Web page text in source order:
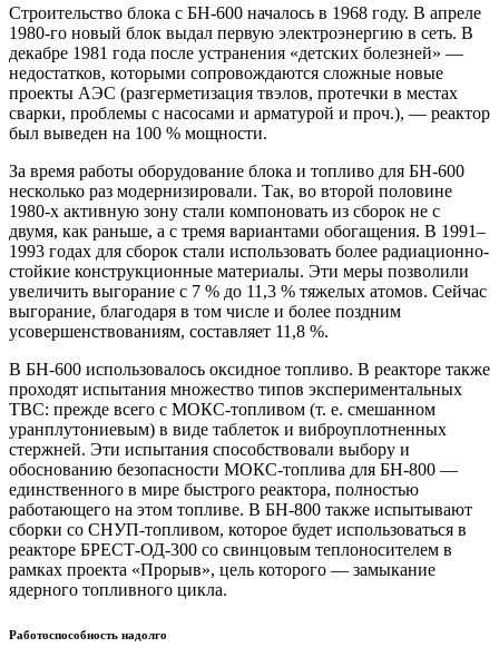
Строительство блока с БН-600 началось в 1968 году. В апреле
1980-го новый блок выдал первую электроэнергию в сеть. В
декабре 1981 года после устранения «детских болезней» —
недостатков, которыми сопровождаются сложные новые
проекты АЭС (разгерметизация твэлов, протечки в местах
сварки, проблемы с насосами и арматурой и проч.), — реактор
был выведен на 100 % мощности.
За время работы оборудование блока и топливо для БН-600
несколько раз модернизировали. Так, во второй половине
1980-х активную зону стали компоновать из сборок не с
двумя, как раньше, а с тремя вариантами обогащения. В 1991–
1993 годах для сборок стали использовать более радиационно-
стойкие конструкционные материалы. Эти меры позволили
увеличить выгорание с 7 % до 11,3 % тяжелых атомов. Сейчас
выгорание, благодаря в том числе и более поздним
усовершенствованиям, составляет 11,8 %.
В БН-600 использовалось оксидное топливо. В реакторе также
проходят испытания множество типов экспериментальных
ТВС: прежде всего с МОКС-топливом (т. е. смешанном
уранплутониевым) в виде таблеток и виброуплотненных
стержней. Эти испытания способствовали выбору и
обоснованию безопасности МОКС-топлива для БН-800 —
единственного в мире быстрого реактора, полностью
работающего на этом топливе. В БН-800 также испытывают
сборки со СНУП-топливом, которое будет использоваться в
реакторе БРЕСТ-ОД-300 со свинцовым теплоносителем в
рамках проекта «Прорыв», цель которого — замыкание
ядерного топливного цикла.
Работоспособность надолго